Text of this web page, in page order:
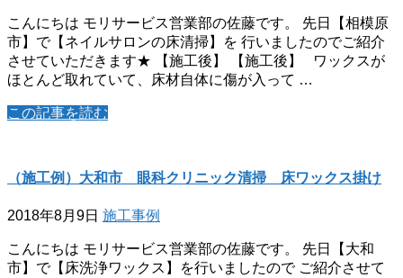
こんにちは モリサービス営業部の佐藤です。 先日【相模原
市】で【ネイルサロンの床清掃】を 行いましたのでご紹介
させていただきます★ 【施工後】 【施工後】 ワックスが
ほとんど取れていて、床材自体に傷が入って …
この記事を読む
（施工例）大和市 眼科クリニック清掃 床ワックス掛け
2018年8月9日 施工事例
こんにちは モリサービス営業部の佐藤です。 先日【大和
市】で【床洗浄ワックス】を行いましたので ご紹介させて